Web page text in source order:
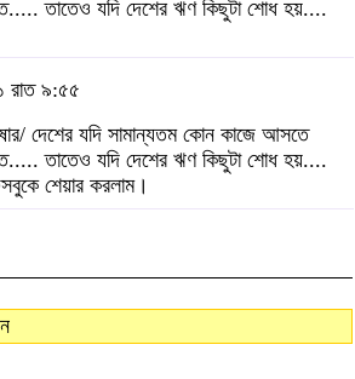
তাতেও যদি দেশের ঋণ কিছুটা শোধ হয়....
রাত ৯:৫৫
দেশের যদি সামান্যতম কোন কাজে আসতে
তাতেও যদি দেশের ঋণ কিছুটা শোধ হয়....
শেয়ার করলাম।